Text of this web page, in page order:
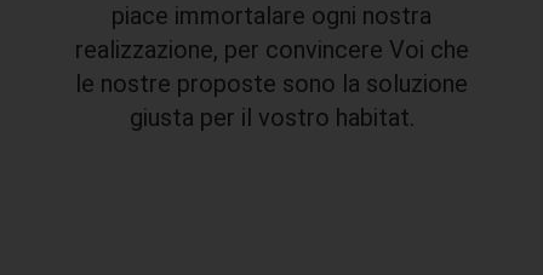
piace immortalare ogni nostra
realizzazione, per convincere Voi che
le nostre proposte sono la soluzione
giusta per il vostro habitat.